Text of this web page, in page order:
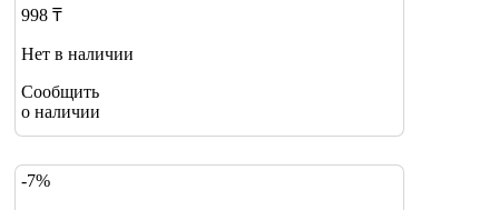
998 ₸
Нет в наличии
Сообщить
о наличии
-7%